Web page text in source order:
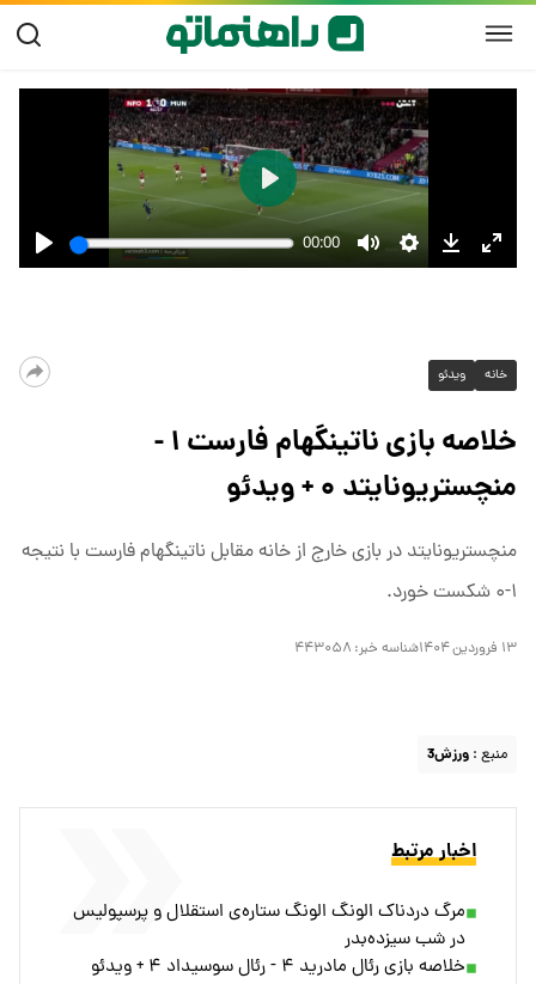
خانه ویدئو
خلاصه بازی ناتینگهام فارست ۱ -
منچستریونایتد ۰ + ویدئو
منچستریونایتد در بازی خارج از خانه مقابل ناتینگهام فارست با نتیجه
۱-۰ شکست خورد.
۱۳ فروردین ۱۴۰۴ شناسه خبر: ۴۴۳۰۵۸
منبع : ورزش3
اخبار مرتبط
مرگ دردناک الونگ الونگ ستاره‌ی استقلال و پرسپولیس
در شب سیزده‌بدر
خلاصه بازی رئال مادرید ۴ - رئال سوسیداد ۴ + ویدئو